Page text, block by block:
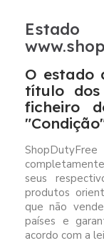
O estado
título
ficheiro
seus
produtos
que não
países e
acordo com a